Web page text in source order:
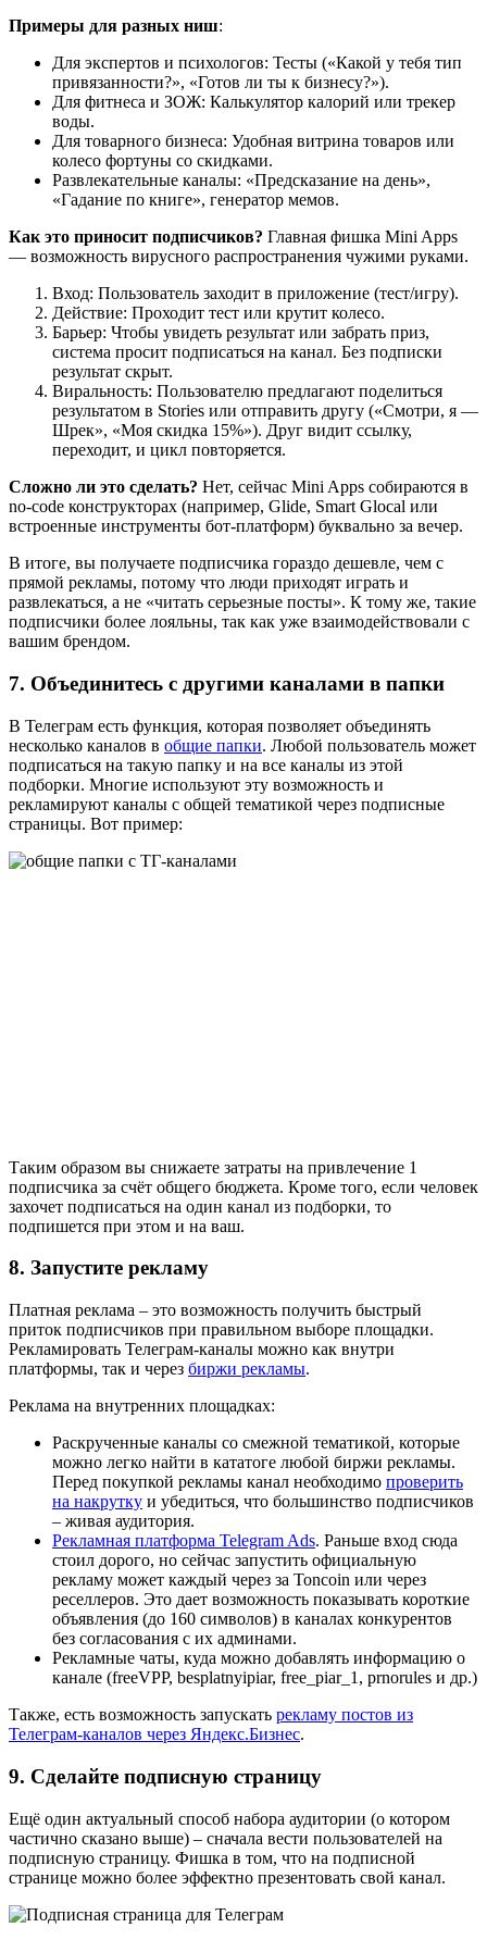
Примеры для разных ниш:
Для экспертов и психологов: Тесты («Какой у тебя тип
привязанности?», «Готов ли ты к бизнесу?»).
Для фитнеса и ЗОЖ: Калькулятор калорий или трекер
воды.
Для товарного бизнеса: Удобная витрина товаров или
колесо фортуны со скидками.
Развлекательные каналы: «Предсказание на день»,
«Гадание по книге», генератор мемов.
Как это приносит подписчиков? Главная фишка Mini Apps
— возможность вирусного распространения чужими руками.
Вход: Пользователь заходит в приложение (тест/игру).
Действие: Проходит тест или крутит колесо.
Барьер: Чтобы увидеть результат или забрать приз,
система просит подписаться на канал. Без подписки
результат скрыт.
Виральность: Пользователю предлагают поделиться
результатом в Stories или отправить другу («Смотри, я —
Шрек», «Моя скидка 15%»). Друг видит ссылку,
переходит, и цикл повторяется.
Сложно ли это сделать? Нет, сейчас Mini Apps собираются в
no-code конструкторах (например, Glide, Smart Glocal или
встроенные инструменты бот-платформ) буквально за вечер.
В итоге, вы получаете подписчика гораздо дешевле, чем с
прямой рекламы, потому что люди приходят играть и
развлекаться, а не «читать серьезные посты». К тому же, такие
подписчики более лояльны, так как уже взаимодействовали с
вашим брендом.
7. Объединитесь с другими каналами в папки
В Телеграм есть функция, которая позволяет объединять
несколько каналов в общие папки. Любой пользователь может
подписаться на такую папку и на все каналы из этой
подборки. Многие используют эту возможность и
рекламируют каналы с общей тематикой через подписные
страницы. Вот пример:
Таким образом вы снижаете затраты на привлечение 1
подписчика за счёт общего бюджета. Кроме того, если человек
захочет подписаться на один канал из подборки, то
подпишется при этом и на ваш.
8. Запустите рекламу
Платная реклама – это возможность получить быстрый
приток подписчиков при правильном выборе площадки.
Рекламировать Телеграм-каналы можно как внутри
платформы, так и через биржи рекламы.
Реклама на внутренних площадках:
Раскрученные каналы со смежной тематикой, которые
можно легко найти в кататоге любой биржи рекламы.
Перед покупкой рекламы канал необходимо проверить
на накрутку и убедиться, что большинство подписчиков
– живая аудитория.
Рекламная платформа Telegram Ads. Раньше вход сюда
стоил дорого, но сейчас запустить официальную
рекламу может каждый через за Toncoin или через
реселлеров. Это дает возможность показывать короткие
объявления (до 160 символов) в каналах конкурентов
без согласования с их админами.
Рекламные чаты, куда можно добавлять информацию о
канале (freeVPP, besplatnyipiar, free_piar_1, prnorules и др.)
Также, есть возможность запускать рекламу постов из
Телеграм-каналов через Яндекс.Бизнес.
9. Сделайте подписную страницу
Ещё один актуальный способ набора аудитории (о котором
частично сказано выше) – сначала вести пользователей на
подписную страницу. Фишка в том, что на подписной
странице можно более эффектно презентовать свой канал.